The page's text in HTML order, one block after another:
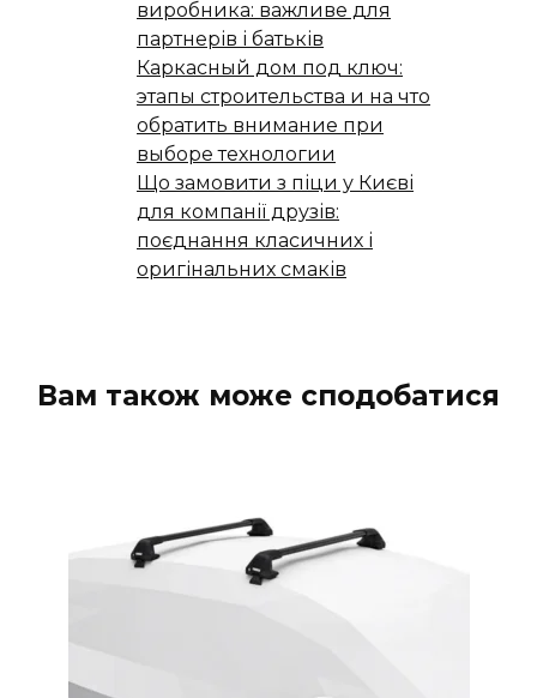
виробника: важливе для
партнерів і батьків
Каркасный дом под ключ:
этапы строительства и на что
обратить внимание при
выборе технологии
Що замовити з піци у Києві
для компанії друзів:
поєднання класичних і
оригінальних смаків
Вам також може сподобатися